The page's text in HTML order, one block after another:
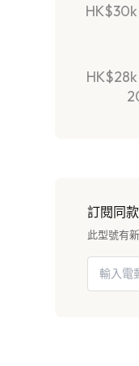
HK$28k
HK$30k
訂閱同
此型號有